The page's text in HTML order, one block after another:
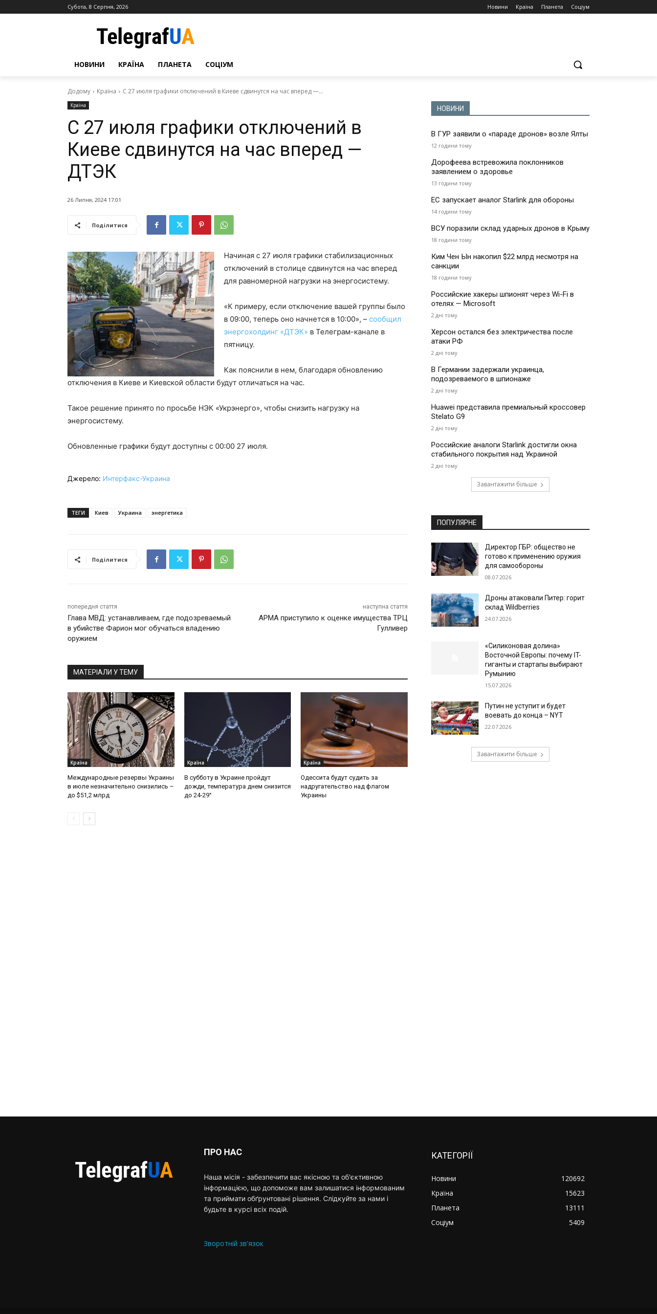
Субота, 8 Серпня, 2026 Новини Країна Планета Соціум
НОВИНИ КРАЇНА ПЛАНЕТА СОЦІУМ
Додому Країна С 27 июля графики отключений в Киеве сдвинутся на час вперед —...
Країна
С 27 июля графики отключений в
Киеве сдвинутся на час вперед —
ДТЭК
26 Липня, 2024 17:01
Поділитися
Начиная с 27 июля графики стабилизационных
отключений в столице сдвинутся на час вперед
для равномерной нагрузки на энергосистему.
«К примеру, если отключение вашей группы было
в 09:00, теперь оно начнется в 10:00», – сообщил
энергохолдинг «ДТЭК» в Телеграм-канале в
пятницу.
Как пояснили в нем, благодаря обновлению
отключения в Киеве и Киевской области будут отличаться на час.
Такое решение принято по просьбе НЭК «Укрэнерго», чтобы снизить нагрузку на
энергосистему.
Обновленные графики будут доступны с 00:00 27 июля.
Джерело: Интерфакс-Украина
ТЕГИ Киев Украина энергетика
Поділитися
попередня стаття
Глава МВД: устанавливаем, где подозреваемый
в убийстве Фарион мог обучаться владению
оружием
наступна стаття
АРМА приступило к оценке имущества ТРЦ
Гулливер
МАТЕРІАЛИ У ТЕМУ
Країна
Международные резервы Украины
в июле незначительно снизились –
до $51,2 млрд
Країна
В субботу в Украине пройдут
дожди, температура днем снизится
до 24-29°
Країна
Одессита будут судить за
надругательство над флагом
Украины
НОВИНИ
В ГУР заявили о «параде дронов» возле Ялты
12 години тому
Дорофеева встревожила поклонников
заявлением о здоровье
13 години тому
ЕС запускает аналог Starlink для обороны
14 години тому
ВСУ поразили склад ударных дронов в Крыму
18 години тому
Ким Чен Ын накопил $22 млрд несмотря на
санкции
18 години тому
Российские хакеры шпионят через Wi-Fi в
отелях — Microsoft
2 дні тому
Херсон остался без электричества после
атаки РФ
2 дні тому
В Германии задержали украинца,
подозреваемого в шпионаже
2 дні тому
Huawei представила премиальный кроссовер
Stelato G9
2 дні тому
Российские аналоги Starlink достигли окна
стабильного покрытия над Украиной
2 дні тому
Завантажити більше
ПОПУЛЯРНЕ
Директор ГБР: общество не
готово к применению оружия
для самообороны
08.07.2026
Дроны атаковали Питер: горит
склад Wildberries
24.07.2026
«Силиконовая долина»
Восточной Европы: почему IT-
гиганты и стартапы выбирают
Румынию
15.07.2026
Путин не уступит и будет
воевать до конца – NYT
22.07.2026
Завантажити більше
ПРО НАС
Наша місія - забезпечити вас якісною та об'єктивною
інформацією, що допоможе вам залишатися інформованим
та приймати обґрунтовані рішення. Слідкуйте за нами і
будьте в курсі всіх подій.
Зворотній зв'язок
КАТЕГОРІЇ
Новини
120692
Країна
15623
Планета
13111
Соціум
5409